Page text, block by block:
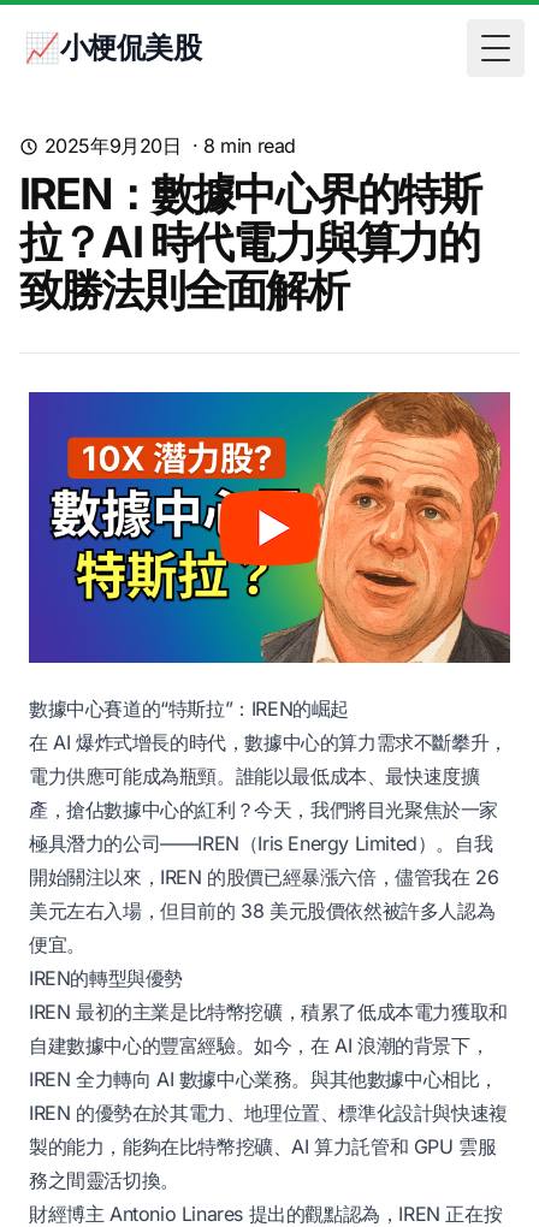
📈小梗侃美股
2025年9月20日 · 8 min read
IREN：數據中心界的特斯
拉？AI 時代電力與算力的
致勝法則全面解析
數據中心賽道的“特斯拉”：IREN的崛起
在 AI 爆炸式增長的時代，數據中心的算力需求不斷攀升，
電力供應可能成為瓶頸。誰能以最低成本、最快速度擴
產，搶佔數據中心的紅利？今天，我們將目光聚焦於一家
極具潛力的公司——IREN（Iris Energy Limited）。自我
開始關注以來，IREN 的股價已經暴漲六倍，儘管我在 26
美元左右入場，但目前的 38 美元股價依然被許多人認為
便宜。
IREN的轉型與優勢
IREN 最初的主業是比特幣挖礦，積累了低成本電力獲取和
自建數據中心的豐富經驗。如今，在 AI 浪潮的背景下，
IREN 全力轉向 AI 數據中心業務。與其他數據中心相比，
IREN 的優勢在於其電力、地理位置、標準化設計與快速複
製的能力，能夠在比特幣挖礦、AI 算力託管和 GPU 雲服
務之間靈活切換。
財經博主 Antonio Linares 提出的觀點認為，IREN 正在按